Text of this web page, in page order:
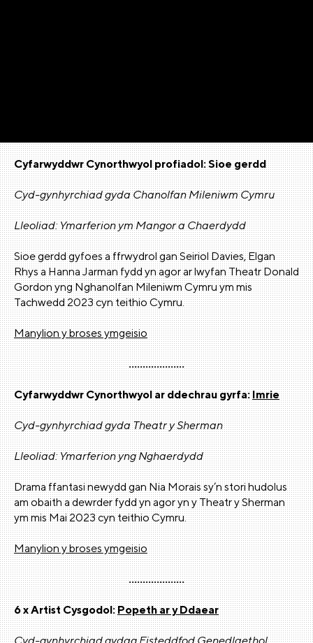
Cyfarwyddwr Cynorthwyol profiadol: Sioe gerdd
Cyd-gynhyrchiad gyda Chanolfan Mileniwm Cymru
Lleoliad: Ymarferion ym Mangor a Chaerdydd
Sioe gerdd gyfoes a ffrwydrol gan Seiriol Davies, Elgan
Rhys a Hanna Jarman fydd yn agor ar lwyfan Theatr Donald
Gordon yng Nghanolfan Mileniwm Cymru ym mis
Tachwedd 2023 cyn teithio Cymru.
Manylion y broses ymgeisio
....................
Cyfarwyddwr Cynorthwyol ar ddechrau gyrfa:Imrie
Cyd-gynhyrchiad gyda Theatr y Sherman
Lleoliad: Ymarferion yng Nghaerdydd
Drama ffantasi newydd gan Nia Morais sy’n stori hudolus
am obaith a dewrder fydd yn agor yn y Theatr y Sherman
ym mis Mai 2023 cyn teithio Cymru.
Manylion y broses ymgeisio
....................
6 x Artist Cysgodol:Popeth ar y Ddaear